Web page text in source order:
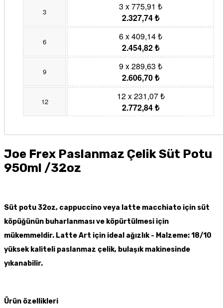
3
3 x 775,91 ₺
2.327,74 ₺
6
6 x 409,14 ₺
2.454,82 ₺
9
9 x 289,63 ₺
2.606,70 ₺
12
12 x 231,07 ₺
2.772,84 ₺
Joe Frex Paslanmaz Çelik Süt Potu
950ml /32oz
Süt potu 32oz, cappuccino veya latte macchiato için süt
köpüğünün buharlanması ve köpürtülmesi için
mükemmeldir. Latte Art için ideal ağızlık - Malzeme: 18/10
yüksek kaliteli paslanmaz çelik, bulaşık makinesinde
yıkanabilir.
Ürün özellikleri